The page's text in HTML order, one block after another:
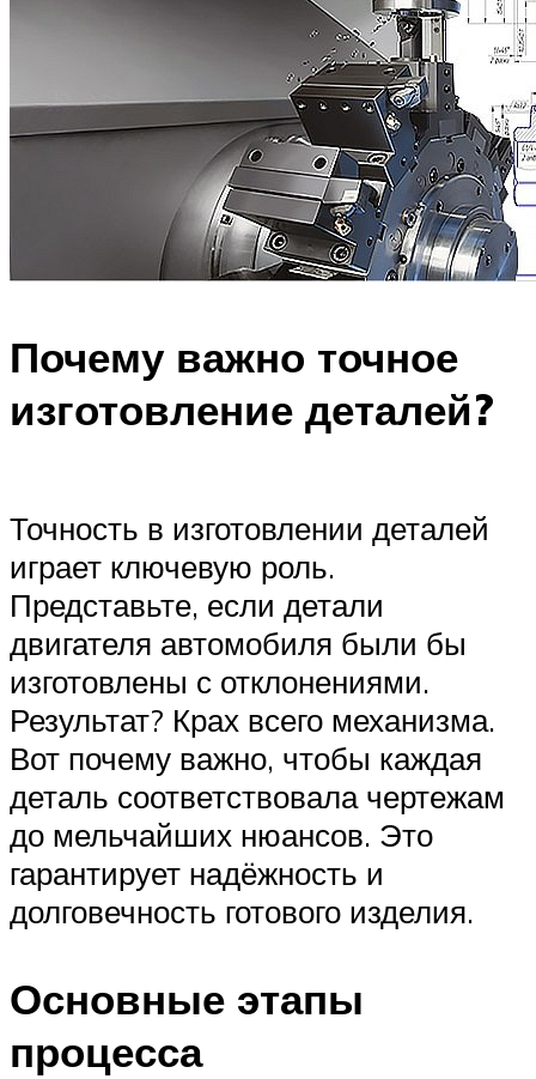
Почему важно точное
изготовление деталей?
Точность в изготовлении деталей
играет ключевую роль.
Представьте, если детали
двигателя автомобиля были бы
изготовлены с отклонениями.
Результат? Крах всего механизма.
Вот почему важно, чтобы каждая
деталь соответствовала чертежам
до мельчайших нюансов. Это
гарантирует надёжность и
долговечность готового изделия.
Основные этапы
процесса